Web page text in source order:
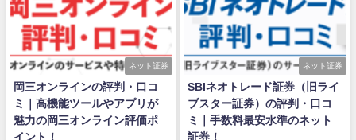
ネット証券
岡三オンラインの評判・口コ
ミ｜高機能ツールやアプリが
魅力の岡三オンライン評価ポ
イント！
ネット証券
SBIネオトレード証券（旧ライ
ブスター証券）の評判・口コ
ミ｜手数料最安水準のネット
証券！